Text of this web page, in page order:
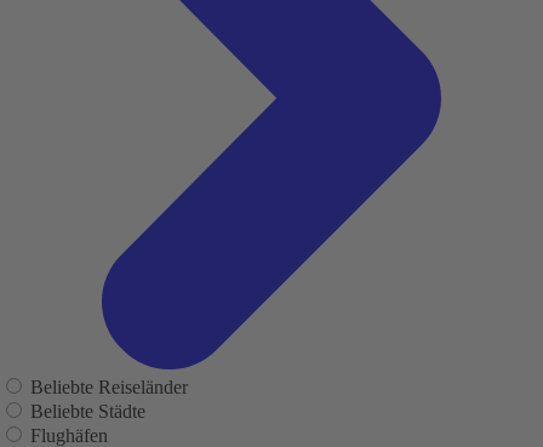
Beliebte Reiseländer
Beliebte Städte
Flughäfen